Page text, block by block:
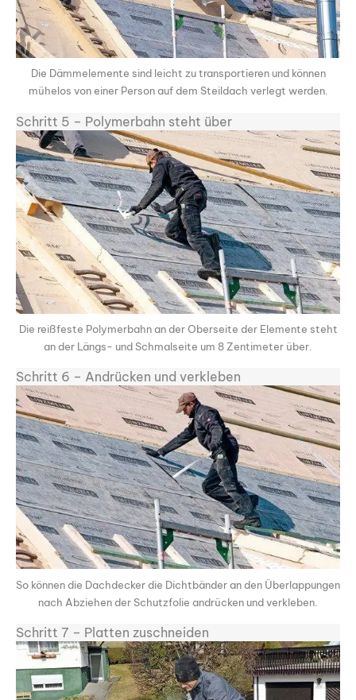
Die Dämmelemente sind leicht zu transportieren und können
mühelos von einer Person auf dem Steildach verlegt werden.
Schritt 5 – Polymerbahn steht über
Die reißfeste Polymerbahn an der Oberseite der Elemente steht
an der Längs- und Schmalseite um 8 Zentimeter über.
Schritt 6 – Andrücken und verkleben
So können die Dachdecker die Dichtbänder an den Überlappungen
nach Abziehen der Schutzfolie andrücken und verkleben.
Schritt 7 – Platten zuschneiden